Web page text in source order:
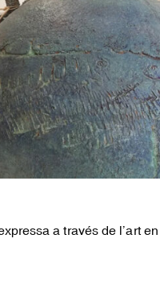
a través de l’art